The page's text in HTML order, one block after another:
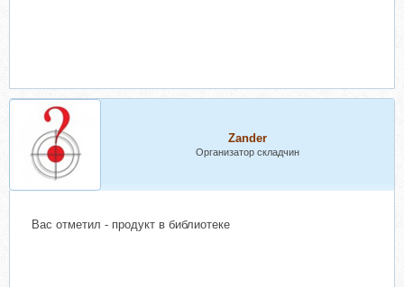
Zander
Организатор складчин
Вас отметил - продукт в библиотеке